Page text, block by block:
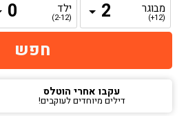
מבוגר
(12+)
ילד
(2-12)
עקבו אחרי הוטלס
דילים מיוחדים לעוקבים!